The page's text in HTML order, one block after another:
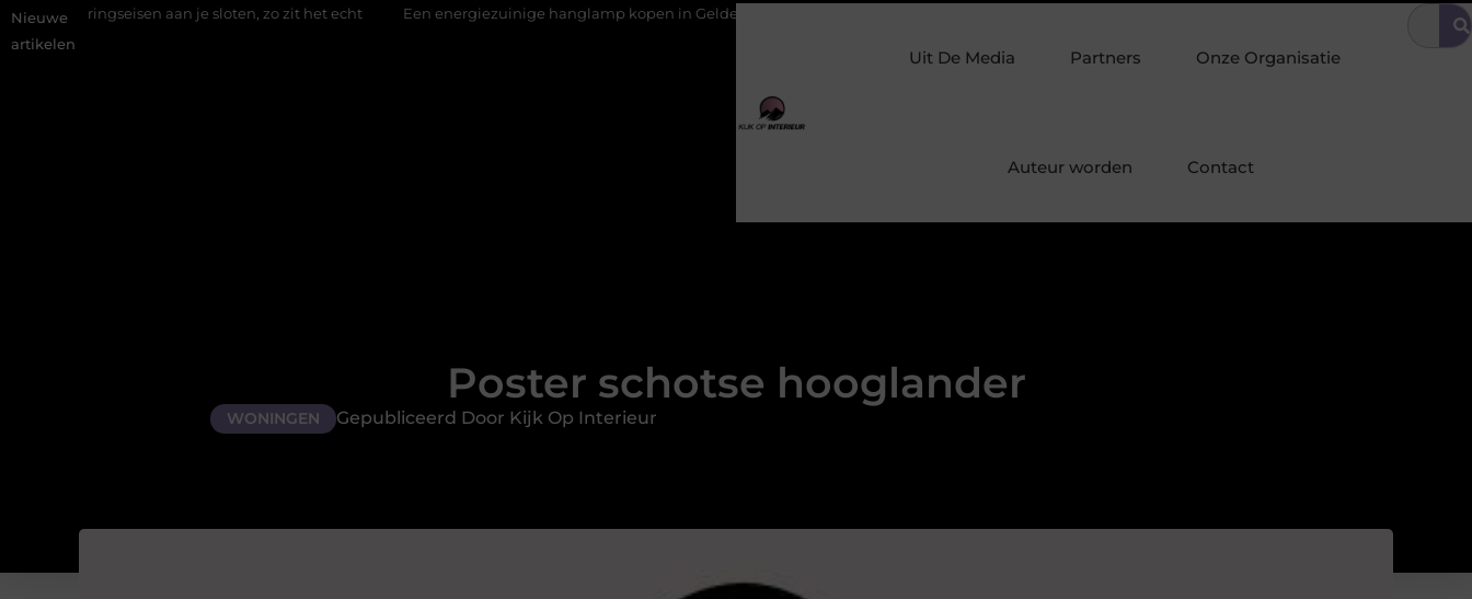
Nieuwe
artikelen
aan je sloten, zo zit het echt Een energiezuinige hanglamp kopen in Gelderland Slim toezicht voor een veilige en prettige omgeving Tuinonderhoud tilt uw interieurstijl door naar
Uit De Media Partners Onze Organisatie
Auteur worden Contact
Poster schotse hooglander
WONINGEN Gepubliceerd Door Kijk Op Interieur